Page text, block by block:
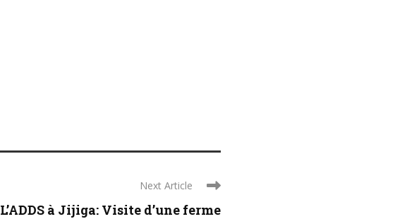
Next Article
L’ADDS à Jijiga: Visite d’une ferme